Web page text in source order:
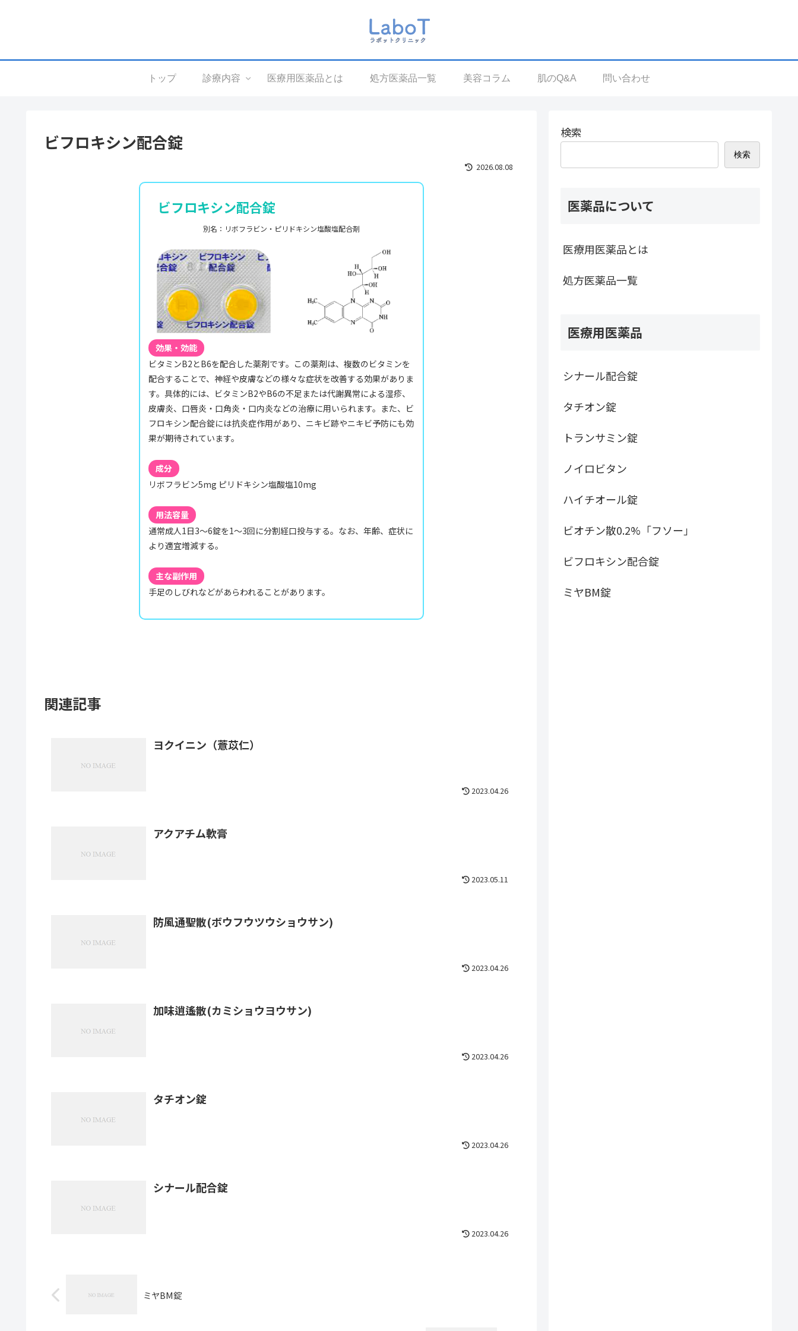
トップ 診療内容 医療用医薬品とは 処方医薬品一覧 美容コラム 肌のQ&A 問い合わせ
ビフロキシン配合錠
2026.08.08
ビフロキシン配合錠
別名：リボフラビン・ピリドキシン塩酸塩配合剤
効果・効能
ビタミンB2とB6を配合した薬剤です。この薬剤は、複数のビタミンを
配合することで、神経や皮膚などの様々な症状を改善する効果がありま
す。具体的には、ビタミンB2やB6の不足または代謝異常による湿疹、
皮膚炎、口唇炎・口角炎・口内炎などの治療に用いられます。また、ビ
フロキシン配合錠には抗炎症作用があり、ニキビ跡やニキビ予防にも効
果が期待されています。
成分
リボフラビン5mg ピリドキシン塩酸塩10mg
用法容量
通常成人1日3〜6錠を1〜3回に分割経口投与する。なお、年齢、症状に
より適宜増減する。
主な副作用
手足のしびれなどがあらわれることがあります。
関連記事
ヨクイニン（薏苡仁）
2023.04.26
アクアチム軟膏
2023.05.11
防風通聖散(ボウフウツウショウサン)
2023.04.26
加味逍遙散(カミショウヨウサン)
2023.04.26
タチオン錠
2023.04.26
シナール配合錠
2023.04.26
ミヤBM錠
検索
検索
医薬品について
医療用医薬品とは
処方医薬品一覧
医療用医薬品
シナール配合錠
タチオン錠
トランサミン錠
ノイロビタン
ハイチオール錠
ビオチン散0.2%「フソー」
ビフロキシン配合錠
ミヤBM錠